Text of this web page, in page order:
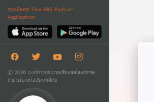
ดาวน์โหลด Thai PBS Podcast
Application
Ⓒ 2020 องค์การกระจายเสียงและแพร่ภาพ
สาธารณะแห่งประเทศไทย